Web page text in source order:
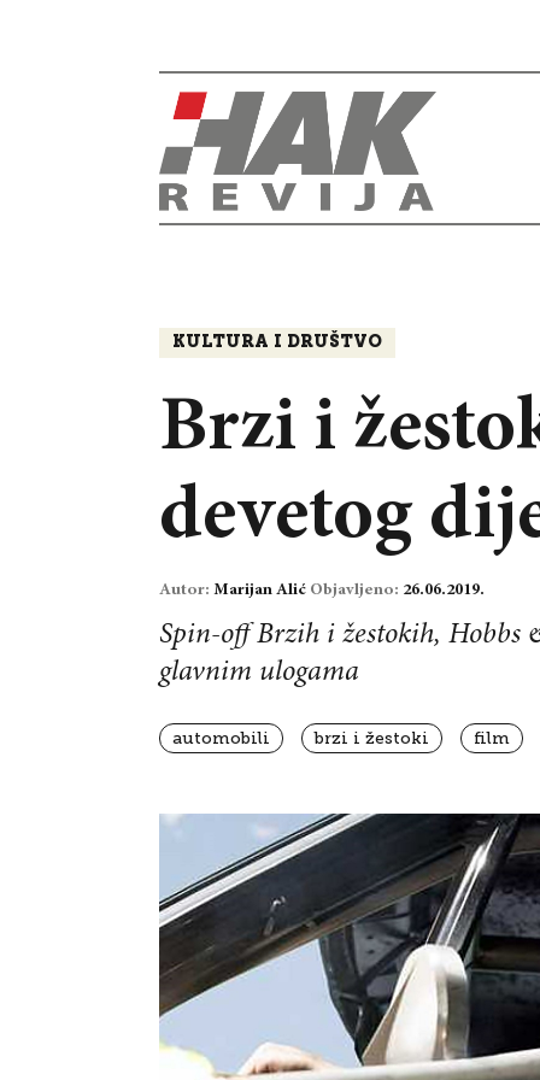
KULTURA I DRUŠTVO
Brzi i
devetog
Autor: Marijan Alić Objavljeno: 26.06.2019.
Spin-off Brzih i žestokih, Hobbs
glavnim ulogama
automobili brzi i žestoki film